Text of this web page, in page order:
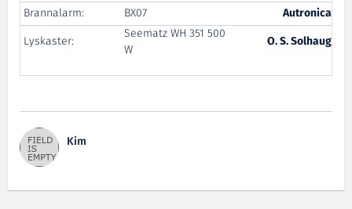
Brannalarm:
BX07
Autronica
Lyskaster:
Seematz WH 351 500
W
O. S. Solhaug
Kim